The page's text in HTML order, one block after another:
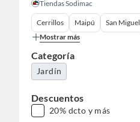
Tiendas Sodimac
Cerrillos Maipú San Miguel
Mostrar más
Categoría
Jardín
Descuentos
20% dcto y más